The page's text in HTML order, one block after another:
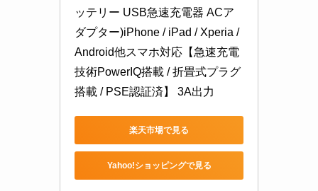
ッテリー USB急速充電器 ACア
ダプター)iPhone / iPad / Xperia /
Android他スマホ対応【急速充電
技術PowerIQ搭載 / 折畳式プラグ
搭載 / PSE認証済】 3A出力
楽天市場で見る
Yahoo!ショッピングで見る